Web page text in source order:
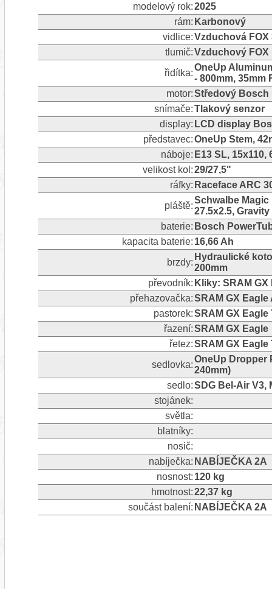
modelový rok:2025
rám: Karbonový
vidlice:Vzduchová FOX
tlumič:Vzduchový FOX
řidítka:
OneUp
- 800mm, 35mm
motor:Středový Bosch
snímače:Tlakový senzor
display: LCD display
představec:OneUp Stem,
náboje: E13 SL,
velikost kol:29/27,5"
ráfky: Raceface ARC
pláště:
Schwalbe Magic
27.5x2.5, Gravity
baterie: Bosch
kapacita baterie: 16,66 Ah
brzdy:
Hydraulické
200mm
převodník: Kliky: SRAM
přehazovačka:SRAM GX Eagle
pastorek:SRAM GX Eagle
řazení:SRAM GX Eagle
řetez:SRAM GX Eagle
sedlovka:
OneUp Dropper
240mm)
sedlo:SDG Bel-Air V3,
stojánek:
světla:
blatníky:
nosič:
nabíječka: NABÍJEČKA 2A
nosnost: 120 kg
hmotnost:22,37 kg
součást balení: NABÍJEČKA 2A